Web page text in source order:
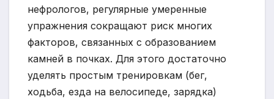
нефрологов, регулярные умеренные
упражнения сокращают риск многих
факторов, связанных с образованием
камней в почках. Для этого достаточно
уделять простым тренировкам (бег,
ходьба, езда на велосипеде, зарядка)